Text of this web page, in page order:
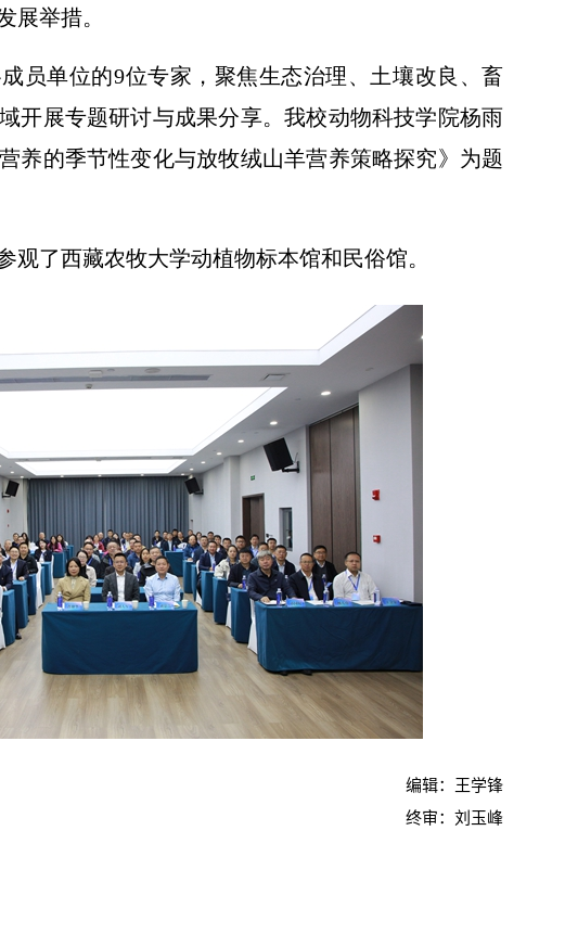
展举措。
员单位的9位专家，聚焦生态治理、土壤改良、畜
开展专题研讨与成果分享。我校动物科技学院杨雨
养的季节性变化与放牧绒山羊营养策略探究》为题
观了西藏农牧大学动植物标本馆和民俗馆。
编辑：王学锋
终审：刘玉峰
校党委书记黄思光观摩我校小麦品种